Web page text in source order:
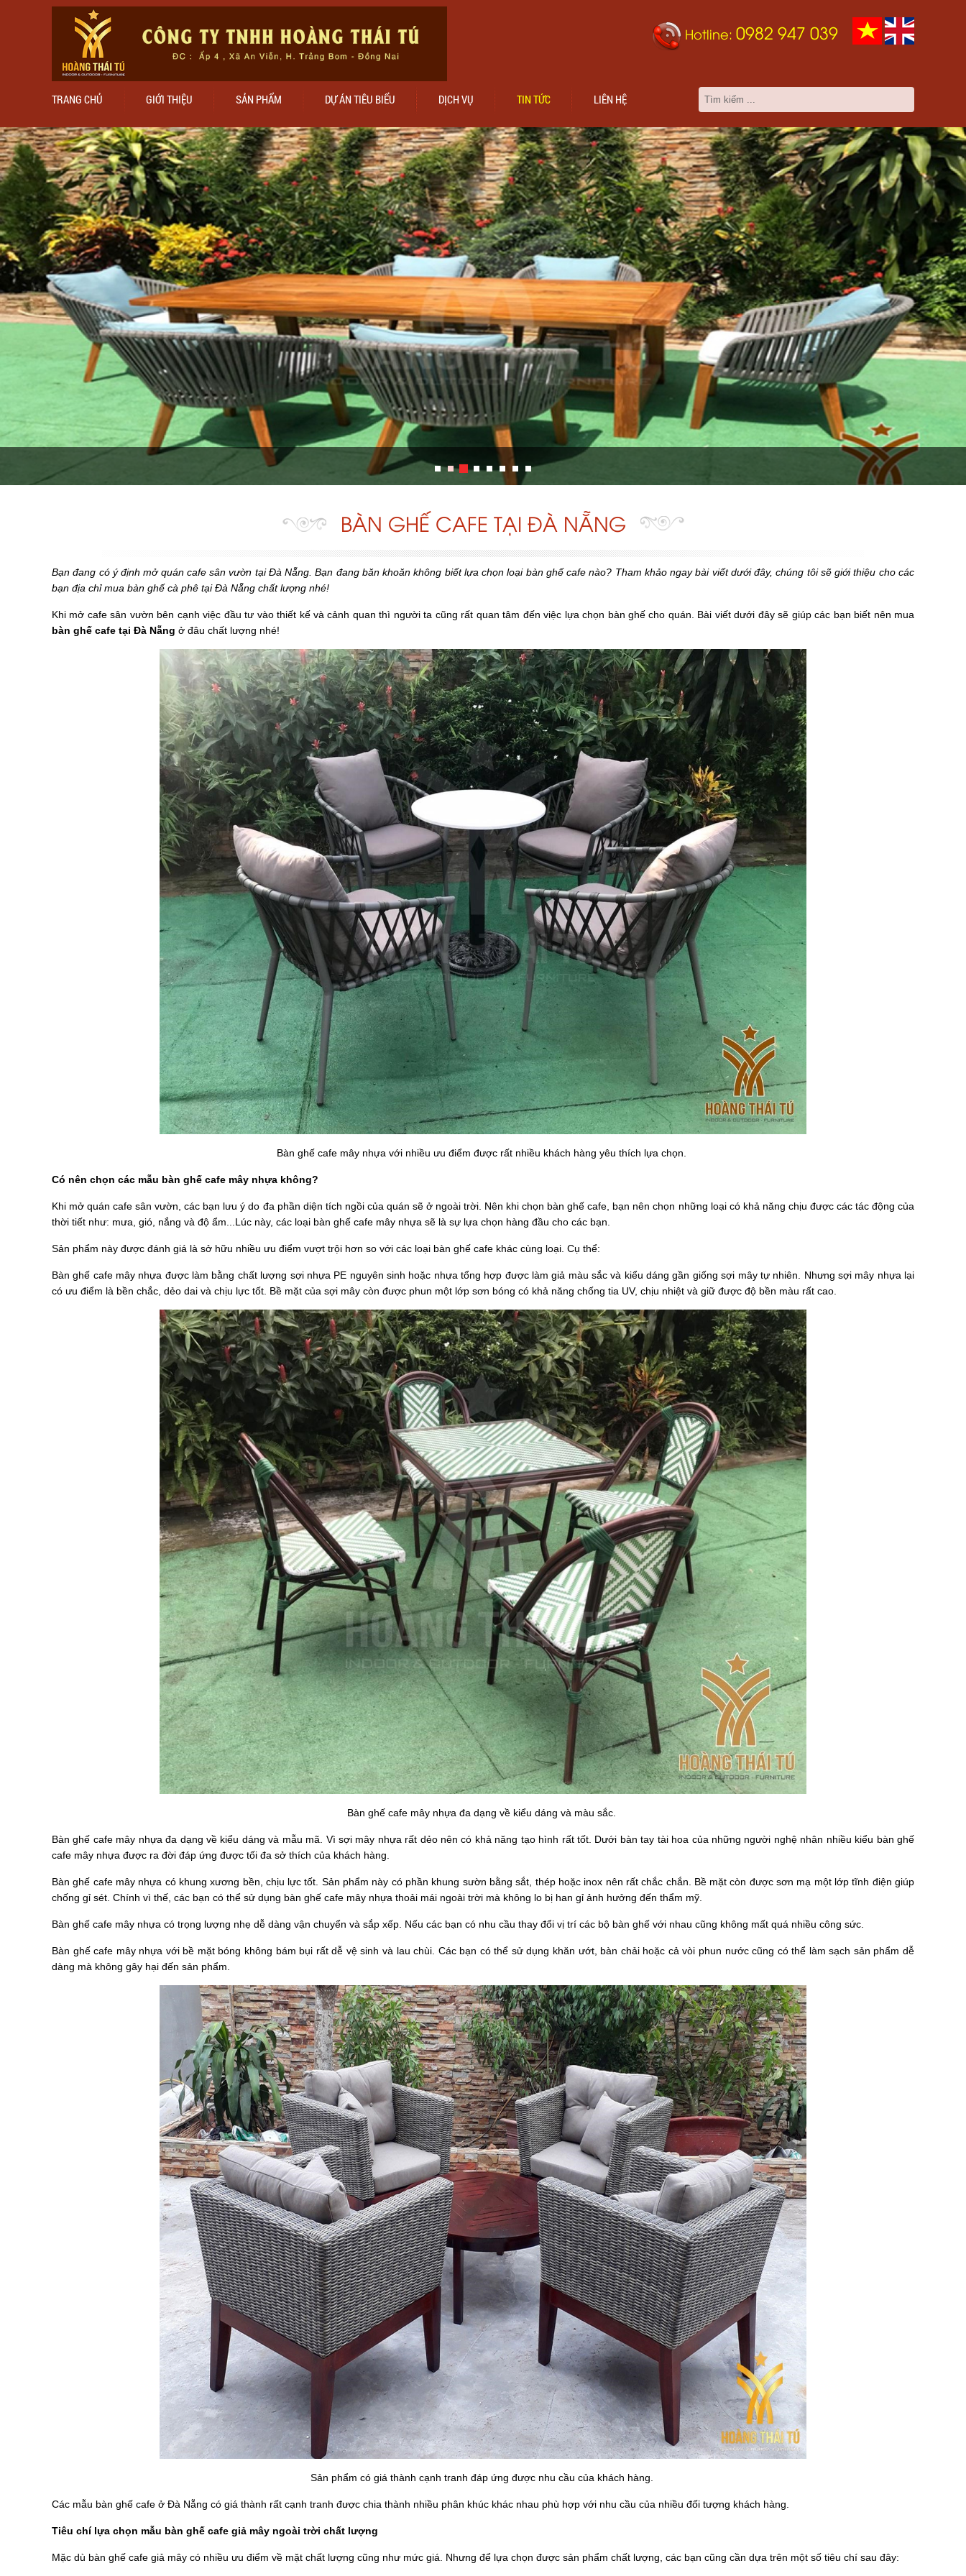
Hotline: 0982 947 039
TRANG CHỦ GIỚI THIỆU SẢN PHẨM DỰ ÁN TIÊU BIỂU DỊCH VỤ TIN TỨC LIÊN HỆ
BÀN GHẾ CAFE TẠI ĐÀ NẴNG
Bạn đang có ý định mở quán cafe sân vườn tại Đà Nẵng. Bạn đang băn khoăn không biết lựa chọn loại bàn ghế cafe nào? Tham khảo ngay bài viết dưới đây, chúng tôi sẽ giới thiệu cho các
bạn địa chỉ mua bàn ghế cà phê tại Đà Nẵng chất lượng nhé!
Khi mở cafe sân vườn bên cạnh việc đầu tư vào thiết kế và cảnh quan thì người ta cũng rất quan tâm đến việc lựa chọn bàn ghế cho quán. Bài viết dưới đây sẽ giúp các bạn biết nên mua
bàn ghế cafe tại Đà Nẵng ở đâu chất lượng nhé!
Bàn ghế cafe mây nhựa với nhiều ưu điểm được rất nhiều khách hàng yêu thích lựa chọn.
Có nên chọn các mẫu bàn ghế cafe mây nhựa không?
Khi mở quán cafe sân vườn, các bạn lưu ý do đa phần diện tích ngồi của quán sẽ ở ngoài trời. Nên khi chọn bàn ghế cafe, bạn nên chọn những loại có khả năng chịu được các tác động của
thời tiết như: mưa, gió, nắng và độ ẩm...Lúc này, các loại bàn ghế cafe mây nhựa sẽ là sự lựa chọn hàng đầu cho các bạn.
Sản phẩm này được đánh giá là sở hữu nhiều ưu điểm vượt trội hơn so với các loại bàn ghế cafe khác cùng loại. Cụ thể:
Bàn ghế cafe mây nhựa được làm bằng chất lượng sợi nhựa PE nguyên sinh hoặc nhựa tổng hợp được làm giả màu sắc và kiểu dáng gần giống sợi mây tự nhiên. Nhưng sợi mây nhựa lại
có ưu điểm là bền chắc, dẻo dai và chịu lực tốt. Bề mặt của sợi mây còn được phun một lớp sơn bóng có khả năng chống tia UV, chịu nhiệt và giữ được độ bền màu rất cao.
Bàn ghế cafe mây nhựa đa dạng về kiểu dáng và màu sắc.
Bàn ghế cafe mây nhựa đa dạng về kiểu dáng và mẫu mã. Vì sợi mây nhựa rất dẻo nên có khả năng tạo hình rất tốt. Dưới bàn tay tài hoa của những người nghệ nhân nhiều kiểu bàn ghế
cafe mây nhựa được ra đời đáp ứng được tối đa sở thích của khách hàng.
Bàn ghế cafe mây nhựa có khung xương bền, chịu lực tốt. Sản phẩm này có phần khung sườn bằng sắt, thép hoặc inox nên rất chắc chắn. Bề mặt còn được sơn mạ một lớp tĩnh điện giúp
chống gỉ sét. Chính vì thế, các bạn có thể sử dụng bàn ghế cafe mây nhựa thoải mái ngoài trời mà không lo bị han gỉ ảnh hưởng đến thẩm mỹ.
Bàn ghế cafe mây nhựa có trọng lượng nhẹ dễ dàng vận chuyển và sắp xếp. Nếu các bạn có nhu cầu thay đổi vị trí các bộ bàn ghế với nhau cũng không mất quá nhiều công sức.
Bàn ghế cafe mây nhựa với bề mặt bóng không bám bụi rất dễ vệ sinh và lau chùi. Các bạn có thể sử dụng khăn ướt, bàn chải hoặc cả vòi phun nước cũng có thể làm sạch sản phẩm dễ
dàng mà không gây hại đến sản phẩm.
Sản phẩm có giá thành cạnh tranh đáp ứng được nhu cầu của khách hàng.
Các mẫu bàn ghế cafe ở Đà Nẵng có giá thành rất cạnh tranh được chia thành nhiều phân khúc khác nhau phù hợp với nhu cầu của nhiều đối tượng khách hàng.
Tiêu chí lựa chọn mẫu bàn ghế cafe giả mây ngoài trời chất lượng
Mặc dù bàn ghế cafe giả mây có nhiều ưu điểm về mặt chất lượng cũng như mức giá. Nhưng để lựa chọn được sản phẩm chất lượng, các bạn cũng cần dựa trên một số tiêu chí sau đây: